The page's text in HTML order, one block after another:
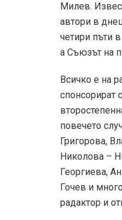
Милев.
автори в
четири пъти
а Съюзът на
Всичко е на
спонсорират
повечето
Григорова,
Николова –
Георгиева,
Гочев и
радактор и